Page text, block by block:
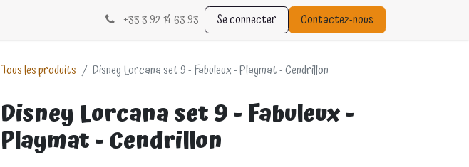
+33 3 92 14 63 93 Se connecter Contactez-nous
Tous les produits Disney Lorcana set 9 - Fabuleux - Playmat - Cendrillon
Disney Lorcana set 9 - Fabuleux -
Playmat - Cendrillon